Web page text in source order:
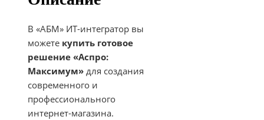
В «АБМ» ИТ-интегратор вы
можете купить готовое
решение «Аспро:
Максимум» для создания
современного и
профессионального
интернет-магазина.